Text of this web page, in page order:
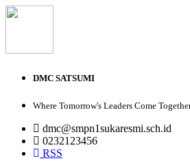
DMC SATSUMI
Where Tomorrow's Leaders Come
dmc@smpn1sukaresmi.sch.id
0232123456
RSS